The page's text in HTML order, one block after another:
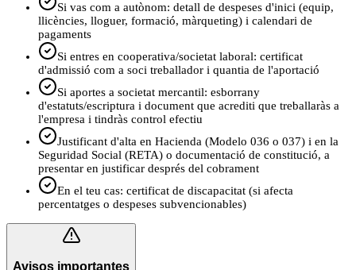
Si vas com a autònom: detall de despeses d'inici (equip,
llicències, lloguer, formació, màrqueting) i calendari de
pagaments
Si entres en cooperativa/societat laboral: certificat
d'admissió com a soci treballador i quantia de l'aportació
Si aportes a societat mercantil: esborrany
d'estatuts/escriptura i document que acrediti que treballaràs a
l'empresa i tindràs control efectiu
Justificant d'alta en Hacienda (Modelo 036 o 037) i en la
Seguridad Social (RETA) o documentació de constitució, a
presentar en justificar després del cobrament
En el teu cas: certificat de discapacitat (si afecta
percentatges o despeses subvencionables)
Avisos importantes